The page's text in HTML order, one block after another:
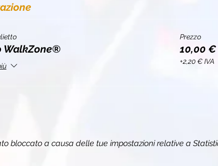
WalkZone®
Prezzo
10,00 €
+2,20 € IVA
bloccato a causa delle tue impostazioni relative a